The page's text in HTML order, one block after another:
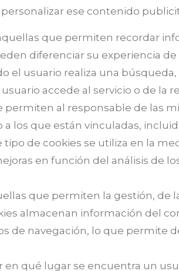
ese contenido
que permiten recordar
diferenciar su experiencia
el usuario realiza una
accede al servicio o de la
permiten al responsable de las
los que están vinculadas,
de cookies se utiliza en la
en función del análisis de
que permiten la gestión, de
almacenan información del
de navegación, lo que permite
en qué lugar se encuentra un